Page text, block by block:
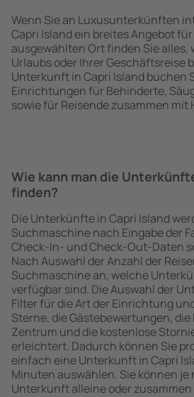
Wenn Sie an Luxusunterkünften
Capri Island ein breites Angebot für
ausgewählten Ort finden Sie alles,
Urlaubs oder Ihrer Geschäftsreise
Unterkunft in Capri Island buchen
Einrichtungen für Behinderte,
sowie für Reisende zusammen mit
Wie kann man die
finden?
Die Unterkünfte in Capri Island
Suchmaschine nach Eingabe der
Check-In- und Check-Out-Daten
Nach Auswahl der Anzahl der
Suchmaschine an, welche
verfügbar sind. Die Auswahl der
Filter für die Art der Einrichtung
Sterne, die Gästebewertungen,
Zentrum und die kostenlose
erleichtert. Dadurch können Sie
einfach eine Unterkunft in Capri
Minuten auswählen. Sie können je
Unterkunft alleine oder